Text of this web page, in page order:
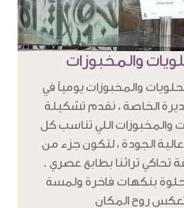
والمخبوزات
والمخبوزات يومياً في
الخاصة ، نقدم تشكيلة
والمخبوزات اللي تناسب كل
الجودة ، لتكون جزء من
تحاكي تراثنا بطابع عصري .
بنكهات فاخرة ولمسة
روح المكان